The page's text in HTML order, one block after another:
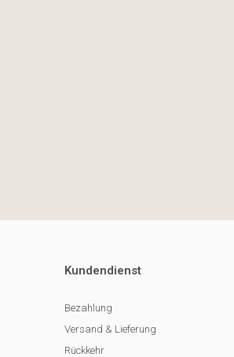
Kundendienst
Bezahlung
Versand & Lieferung
Rückkehr